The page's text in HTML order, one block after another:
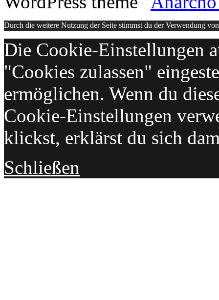
Durch die weitere Nutzung der Seite stimmst du der Verwendung
Die Cookie-Einstellungen
"Cookies zulassen"
ermöglichen. Wenn du
Cookie-Einstellungen
klickst, erklärst du sich
Schließen